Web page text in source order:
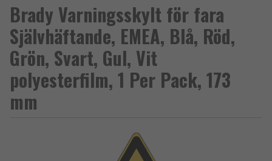
Brady Varningsskylt för fara
Självhäftande, EMEA, Blå, Röd,
Grön, Svart, Gul, Vit
polyesterfilm, 1 Per Pack, 173
mm